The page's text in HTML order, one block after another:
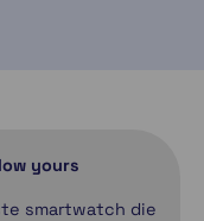
yours
smartwatch die